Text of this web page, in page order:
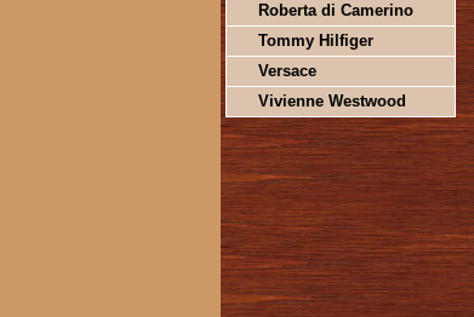
Roberta di Camerino
Tommy Hilfiger
Versace
Vivienne Westwood